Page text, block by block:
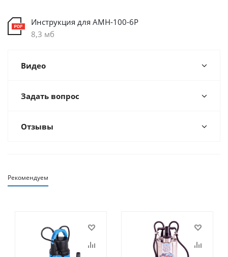
Инструкция для AMH-100-6P
8,3 мб
Видео
Задать вопрос
Отзывы
Рекомендуем